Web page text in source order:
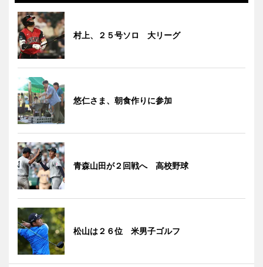
村上、２５号ソロ 大リーグ
悠仁さま、朝食作りに参加
青森山田が２回戦へ 高校野球
松山は２６位 米男子ゴルフ